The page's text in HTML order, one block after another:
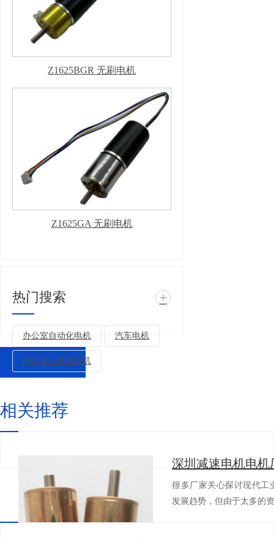
Z1625BGR 无刷电机
Z1625GA 无刷电机
热门搜索 +
办公室自动化电机 汽车电机
医疗智能家居电机
相关推荐
很多厂家关心探讨现代工
发展趋势，但由于太多